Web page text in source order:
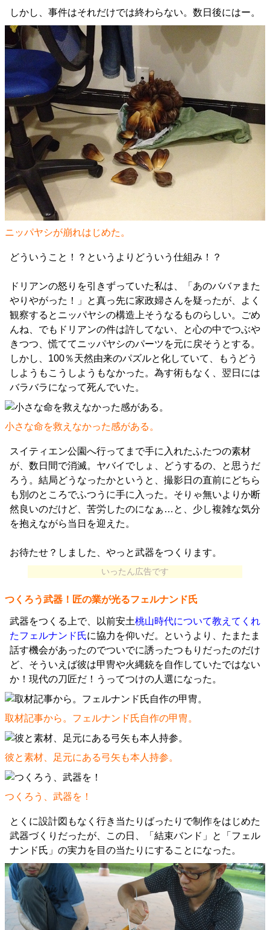
しかし、事件はそれだけでは終わらない。数日後にはー。
ニッパヤシが崩れはじめた。
どういうこと！？というよりどういう仕組み！？
ドリアンの怒りを引きずっていた私は、「あのババァまた
やりやがった！」と真っ先に家政婦さんを疑ったが、よく
観察するとニッパヤシの構造上そうなるものらしい。ごめ
んね、でもドリアンの件は許してない、と心の中でつぶや
きつつ、慌ててニッパヤシのパーツを元に戻そうとする。
しかし、100％天然由来のパズルと化していて、もうどう
しようもこうしようもなかった。為す術もなく、翌日には
バラバラになって死んでいた。
小さな命を救えなかった感がある。
スイティエン公園へ行ってまで手に入れたふたつの素材
が、数日間で消滅。ヤバイでしょ、どうするの、と思うだ
ろう。結局どうなったかというと、撮影日の直前にどちら
も別のところでふつうに手に入った。そりゃ無いよりか断
然良いのだけど、苦労したのになぁ…と、少し複雑な気分
を抱えながら当日を迎えた。
お待たせ？しました、やっと武器をつくります。
いったん広告です
つくろう武器！匠の業が光るフェルナンド氏
武器をつくる上で、以前安土桃山時代について教えてくれ
たフェルナンド氏に協力を仰いだ。というより、たまたま
話す機会があったのでついでに誘ったつもりだったのだけ
ど、そういえば彼は甲冑や火縄銃を自作していたではない
か！現代の刀匠だ！うってつけの人選になった。
取材記事から。フェルナンド氏自作の甲冑。
彼と素材、足元にある弓矢も本人持参。
つくろう、武器を！
とくに設計図もなく行き当たりばったりで制作をはじめた
武器づくりだったが、この日、「結束バンド」と「フェル
ナンド氏」の実力を目の当たりにすることになった。